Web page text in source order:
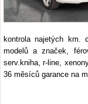
kontrola najetých km.
modelů a značek,
serv.kniha, r-line,
36 měsíců garance na